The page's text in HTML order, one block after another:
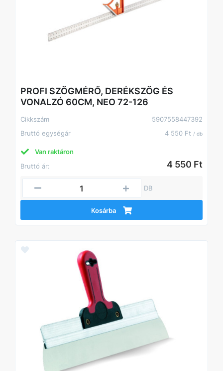
PROFI SZÖGMÉRŐ, DERÉKSZÖG ÉS
VONALZÓ 60CM, NEO 72-126
Cikkszám
5907558447392
Bruttó egységár
4 550 Ft / db
Van raktáron
Bruttó ár:
4 550 Ft
DB
Kosárba